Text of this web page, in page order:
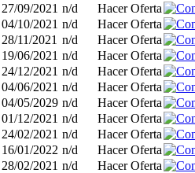
27/09/2021 n/d
Hacer Oferta
04/10/2021 n/d
Hacer Oferta
28/11/2021 n/d
Hacer Oferta
19/06/2021 n/d
Hacer Oferta
24/12/2021 n/d
Hacer Oferta
04/06/2021 n/d
Hacer Oferta
04/05/2029 n/d
Hacer Oferta
01/12/2021 n/d
Hacer Oferta
24/02/2021 n/d
Hacer Oferta
16/01/2022 n/d
Hacer Oferta
28/02/2021 n/d
Hacer Oferta